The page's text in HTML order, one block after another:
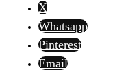
X
Whatsapp
Pinterest
Email